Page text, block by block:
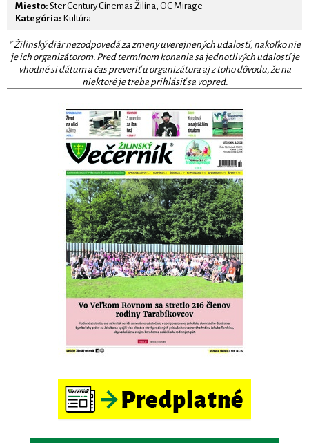
Miesto: Ster Century Cinemas Žilina, OC Mirage
Kategória: Kultúra
* Žilinský diár nezodpovedá za zmeny uverejnených udalostí, nakoľko nie
je ich organizátorom. Pred termínom konania sa jednotlivých udalostí je
vhodné si dátum a čas preveriť u organizátora aj z toho dôvodu, že na
niektoré je treba prihlásiť sa vopred.